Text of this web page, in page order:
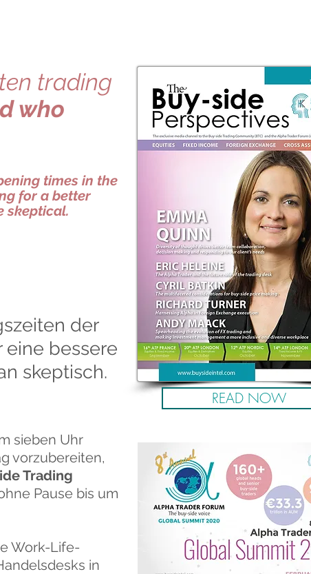
trading
who
times in the
for a better
skeptical.
der
eine bessere
skeptisch.
sieben Uhr
vorzubereiten,
Trading
Pause bis um
Work-Life-
in
READ NOW